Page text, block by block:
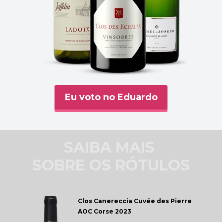
Eu voto no Eduardo
Clos Canereccia Cuvée des Pierre
AOC Corse 2023